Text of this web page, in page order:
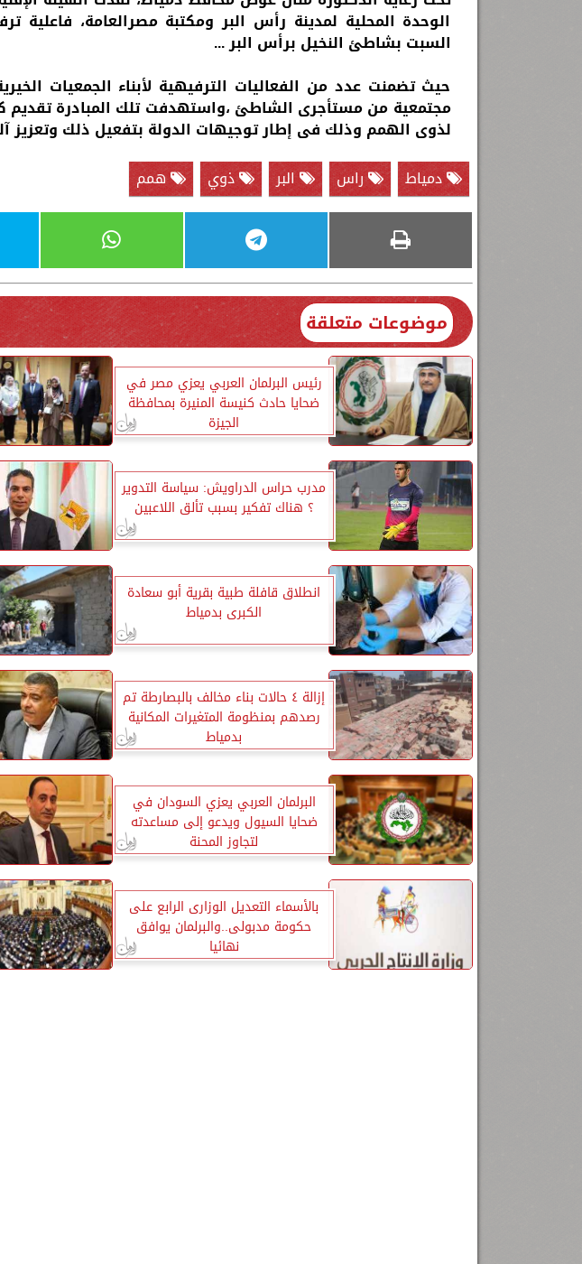
الوحدة المحلية لمدينة رأس البر ومكتبة مصرالعامة،
السبت بشاطئ النخيل برأس البر ...
حيث تضمنت عدد من الفعاليات الترفيهية لأبناء الجمعيات
مجتمعية من مستأجرى الشاطئ ،واستهدفت تلك المبادرة تقديم
لذوى الهمم وذلك فى إطار توجيهات الدولة بتفعيل ذلك وتعزيز
دمياط
راس البر ذوي همم
موضوعات متعلقة
رئيس البرلمان العربي يعزي مصر في
ضحايا حادث كنيسة المنيرة بمحافظة
الجيزة
مدرب حراس الدراويش: سياسة التدوير
؟ هناك تفكير بسبب تألق اللاعبين
انطلاق قافلة طبية بقرية أبو سعادة
الكبرى بدمياط
إزالة ٤ حالات بناء مخالف بالبصارطة تم
رصدهم بمنظومة المتغيرات المكانية
بدمياط
البرلمان العربي يعزي السودان في
ضحايا السيول ويدعو إلى مساعدته
لتجاوز المحنة
بالأسماء التعديل الوزارى الرابع على
حكومة مدبولى..والبرلمان يوافق
نهائيا